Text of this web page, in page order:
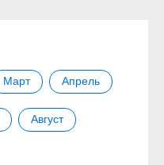
Март Апрель
Август